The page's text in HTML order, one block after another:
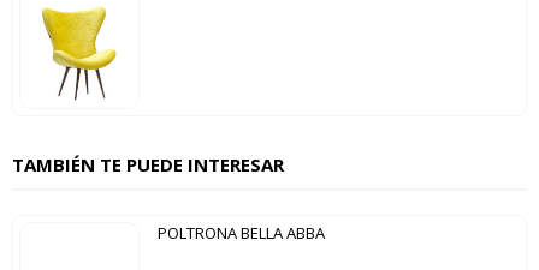
TAMBIÉN TE PUEDE INTERESAR
POLTRONA BELLA ABBA